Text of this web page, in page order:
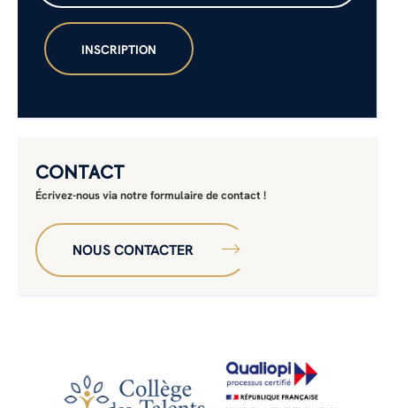
CONTACT
Écrivez-nous via notre formulaire de contact !
NOUS CONTACTER